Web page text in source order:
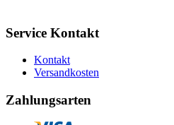
Service Kontakt
Kontakt
Versandkosten
Zahlungsarten